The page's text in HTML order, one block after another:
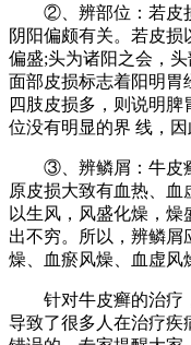
②、辨部位：若皮损
阴阳偏颇有关。若皮
偏盛;头为诸阳之会，
面部皮损标志着阳明胃
四肢皮损多，则说明
位没有明显的界 线，因
③、辨鳞屑：牛皮癣
原皮损大致有血热、
以生风，风盛化燥，
出不穷。所以，辨鳞
燥、血瘀风燥、血虚风
针对牛皮癣的治疗
导致了很多人在治疗疾